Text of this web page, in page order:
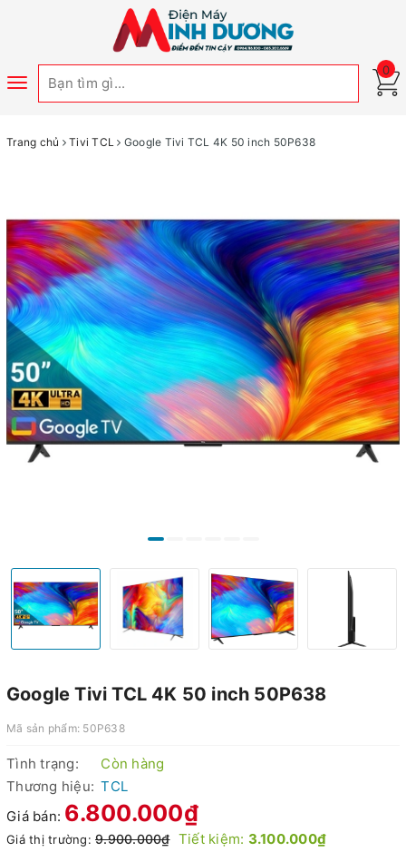
Toggle
0
Trang chủ Tivi TCL Google Tivi TCL 4K 50 inch 50P638
Google Tivi TCL 4K 50 inch 50P638
Mã sản phẩm: 50P638
Tình trạng:
Còn hàng
Thương hiệu: TCL
Giá bán: 6.800.000₫
Giá thị trường: 9.900.000₫ Tiết kiệm: 3.100.000₫